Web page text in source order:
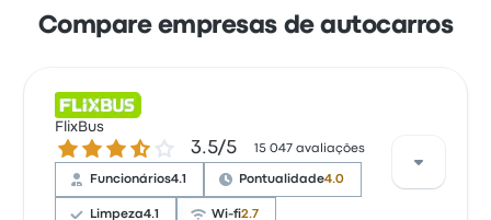
Compare empresas de autocarros
FlixBus
3.5 de 5 estrelas 3.5/5 15 047 avaliações
Funcionários4.1 Pontualidade4.0
Limpeza4.1 Wi-fi2.7